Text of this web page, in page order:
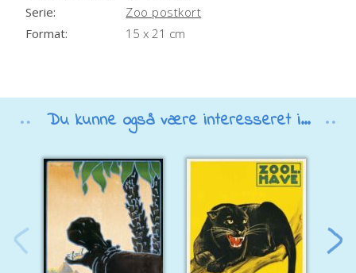
Serie:
Zoo postkort
Format:
15 x 21 cm
Du kunne også være interesseret i...